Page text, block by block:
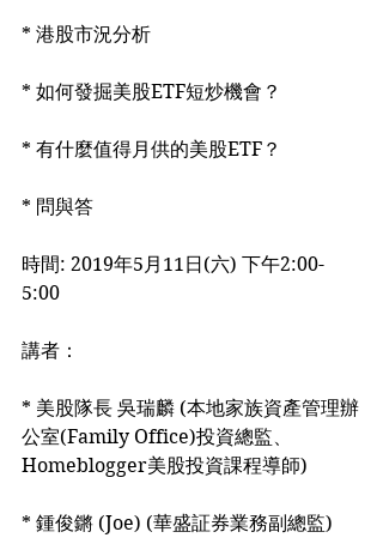
* 港股市況分析
* 如何發掘美股ETF短炒機會？
* 有什麼值得月供的美股ETF？
* 問與答
時間: 2019年5月11日(六) 下午2:00-
5:00
講者：
* 美股隊長 吳瑞麟 (本地家族資產管理辦
公室(Family Office)投資總監、
Homeblogger美股投資課程導師)
* 鍾俊鏘 (Joe) (華盛証券業務副總監)